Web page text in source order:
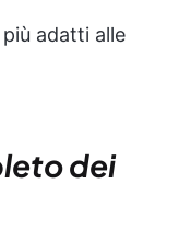
adatti alle
dei